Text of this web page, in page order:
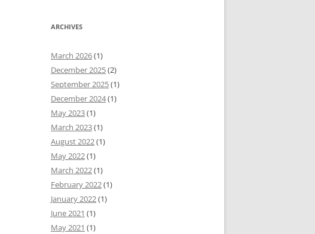
ARCHIVES
March 2026(1)
December 2025(2)
September 2025(1)
December 2024(1)
May 2023(1)
March 2023(1)
August 2022(1)
May 2022(1)
March 2022(1)
February 2022(1)
January 2022(1)
June 2021 (1)
May 2021 (1)